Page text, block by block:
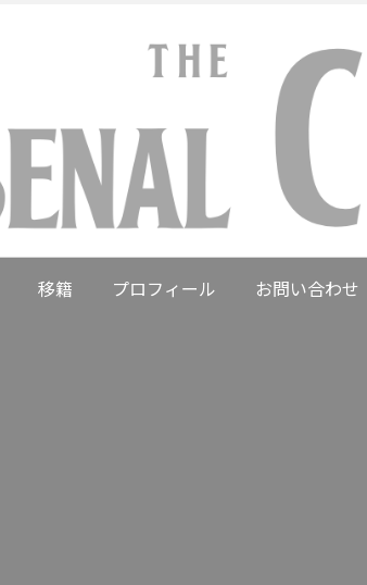
移籍 プロフィール お問い合わせ